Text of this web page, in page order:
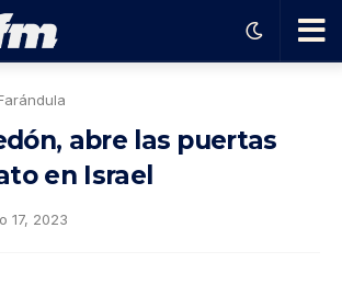
Ha
abre las puertas
en Israel
17, 2023